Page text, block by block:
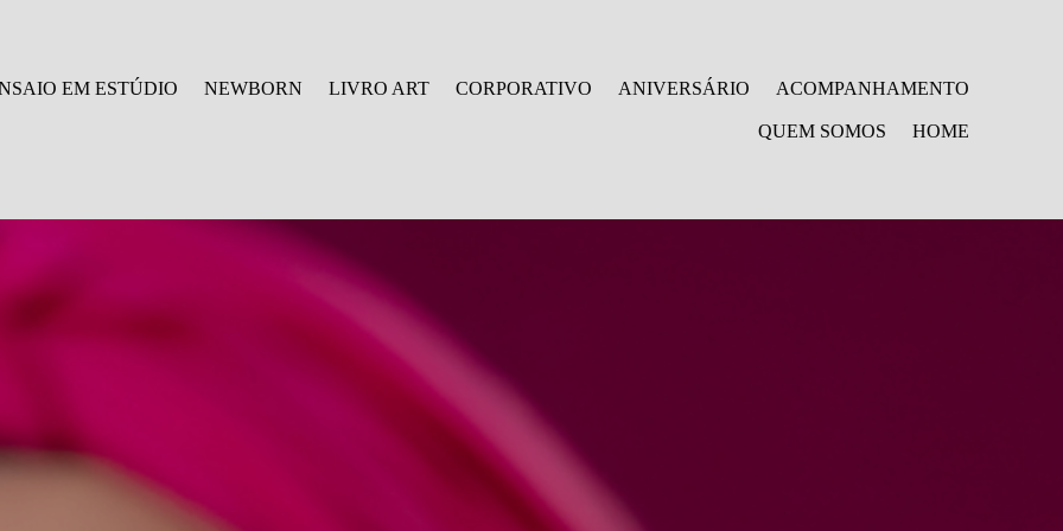
EM ESTÚDIO NEWBORN LIVRO ART CORPORATIVO ANIVERSÁRIO ACOMPANHAMENTO
QUEM SOMOS HOME